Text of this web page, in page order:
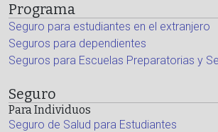
Programa
Seguro para estudiantes en el extranjero
Seguros para dependientes
Seguros para Escuelas Preparatorias y
Seguro
Para Individuos
Seguro de Salud para Estudiantes